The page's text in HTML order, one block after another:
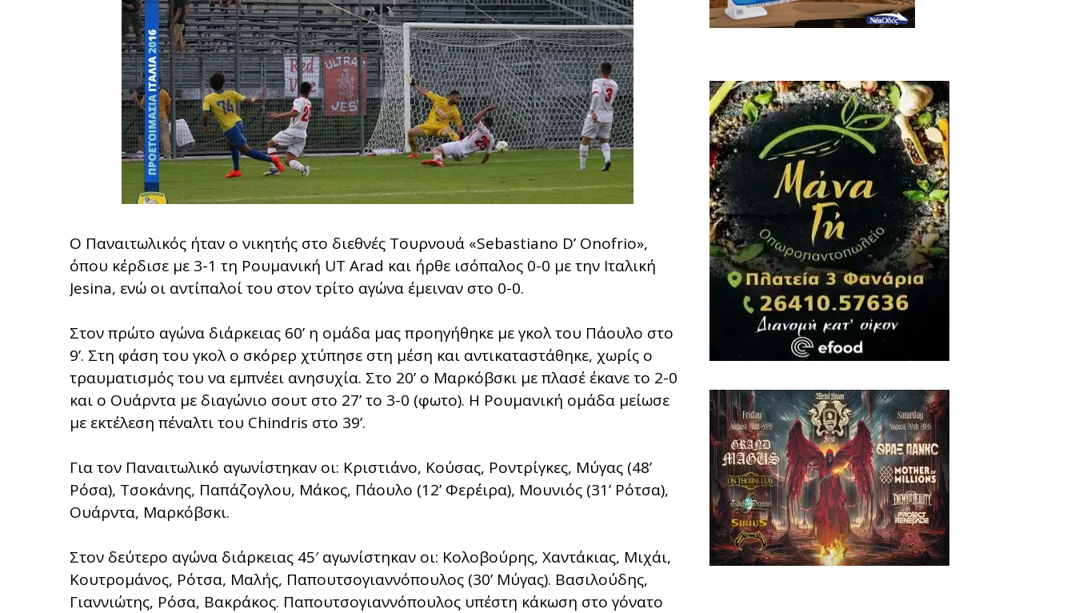
Ο Παναιτωλικός ήταν ο νικητής στο διεθνές Τουρνουά «Sebastiano D’ Onofrio»,
όπου κέρδισε με 3-1 τη Ρουμανική UT Arad και ήρθε ισόπαλος 0-0 με την Ιταλική
Jesina, ενώ οι αντίπαλοί του στον τρίτο αγώνα έμειναν στο 0-0.
Στον πρώτο αγώνα διάρκειας 60’ η ομάδα μας προηγήθηκε με γκολ του Πάουλο στο
9’. Στη φάση του γκολ ο σκόρερ χτύπησε στη μέση και αντικαταστάθηκε, χωρίς ο
τραυματισμός του να εμπνέει ανησυχία. Στο 20’ ο Μαρκόβσκι με πλασέ έκανε το 2-0
και ο Ουάρντα με διαγώνιο σουτ στο 27’ το 3-0 (φωτο). Η Ρουμανική ομάδα μείωσε
με εκτέλεση πέναλτι του Chindris στο 39’.
Για τον Παναιτωλικό αγωνίστηκαν οι: Κριστιάνο, Κούσας, Ροντρίγκες, Μύγας (48’
Ρόσα), Τσοκάνης, Παπάζογλου, Μάκος, Πάουλο (12’ Φερέιρα), Μουνιός (31’ Ρότσα),
Ουάρντα, Μαρκόβσκι.
Στον δεύτερο αγώνα διάρκειας 45′ αγωνίστηκαν οι: Κολοβούρης, Χαντάκιας, Μιχάι,
Κουτρομάνος, Ρότσα, Μαλής, Παπουτσογιαννόπουλος (30’ Μύγας). Βασιλούδης,
Γιαννιώτης, Ρόσα, Βακράκος. Παπουτσογιαννόπουλος υπέστη κάκωση στο γόνατο